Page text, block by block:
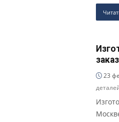
23